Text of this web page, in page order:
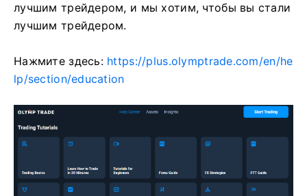
лучшим трейдером, и мы хотим, чтобы вы стали
лучшим трейдером.
Нажмите здесь: https://plus.olymptrade.com/en/he
lp/section/education